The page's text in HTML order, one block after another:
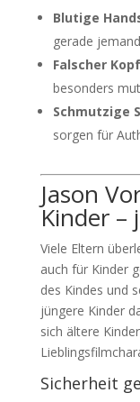
Blutige
gerade
Falscher
besonders
Schmutzige
sorgen für
Jason
Kinder –
Viele Eltern
auch für Kinder
des Kindes und
jüngere Kinder
sich ältere
Sicherheit